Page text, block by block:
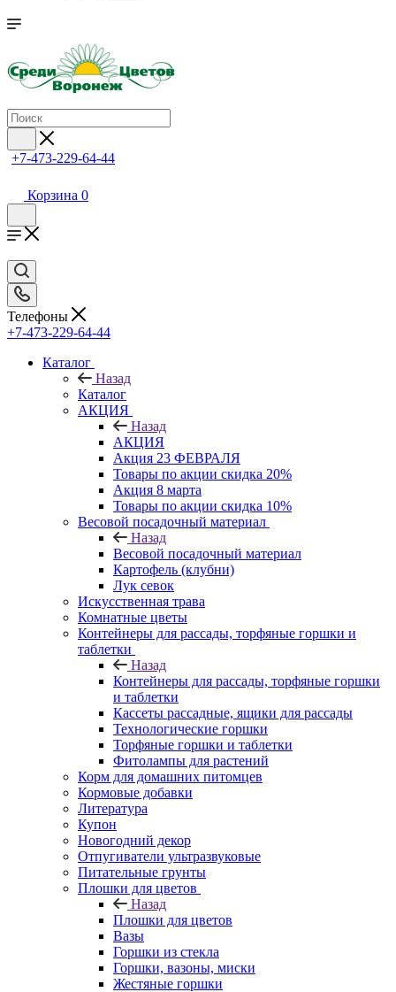
+7-473-229-64-44
Корзина 0
Телефоны
+7-473-229-64-44
Каталог
Назад
Каталог
АКЦИЯ
Назад
АКЦИЯ
Акция 23 ФЕВРАЛЯ
Товары по акции скидка 20%
Акция 8 марта
Товары по акции скидка 10%
Весовой посадочный материал
Назад
Весовой посадочный материал
Картофель (клубни)
Лук севок
Искусственная трава
Комнатные цветы
Контейнеры для рассады, торфяные горшки и
таблетки
Назад
Контейнеры для рассады, торфяные горшки
и таблетки
Кассеты рассадные, ящики для рассады
Технологические горшки
Торфяные горшки и таблетки
Фитолампы для растений
Корм для домашних питомцев
Кормовые добавки
Литература
Купон
Новогодний декор
Отпугиватели ультразвуковые
Питательные грунты
Плошки для цветов
Назад
Плошки для цветов
Вазы
Горшки из стекла
Горшки, вазоны, миски
Жестяные горшки